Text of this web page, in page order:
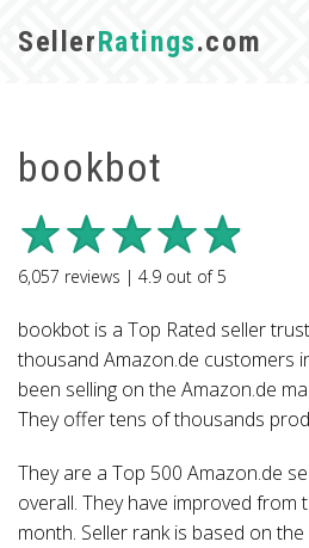
SellerRatings.com
bookbot
6,057 reviews | 4.9 out of5
bookbot is a Top Rated seller
thousand Amazon.de customers
been selling on the Amazon.de
They offer tens of thousands
They are a Top 500 Amazon.de
overall. They have improved
month. Seller rank is based on